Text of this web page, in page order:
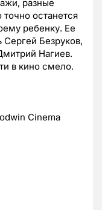
разные
останется
ребенку. Ее
Сергей Безруков,
Нагиев.
в кино смело.
Cinema